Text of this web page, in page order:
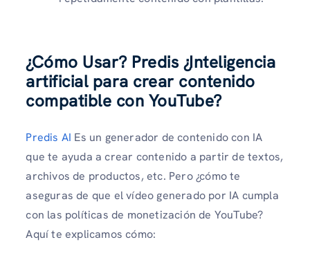
¿Cómo Usar? Predis ¿Inteligencia
artificial para crear contenido
compatible con YouTube?
Predis AI Es un generador de contenido con IA
que te ayuda a crear contenido a partir de textos,
archivos de productos, etc. Pero ¿cómo te
aseguras de que el vídeo generado por IA cumpla
con las políticas de monetización de YouTube?
Aquí te explicamos cómo: